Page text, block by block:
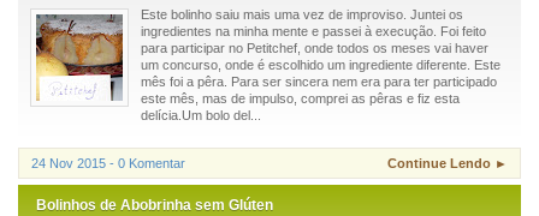
Este bolinho saiu mais uma vez de improviso. Juntei os
ingredientes na minha mente e passei à execução. Foi feito
para participar no Petitchef, onde todos os meses vai haver
um concurso, onde é escolhido um ingrediente diferente. Este
mês foi a pêra. Para ser sincera nem era para ter participado
este mês, mas de impulso, comprei as pêras e fiz esta
delícia.Um bolo del...
24 Nov 2015 - 0 Komentar Continue Lendo ►
Bolinhos de Abobrinha sem Glúten